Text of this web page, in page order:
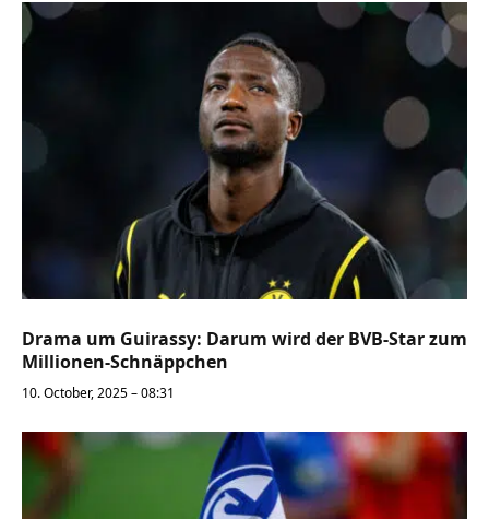
Drama um Guirassy: Darum wird der BVB-Star zum
Millionen-Schnäppchen
10. October, 2025 – 08:31